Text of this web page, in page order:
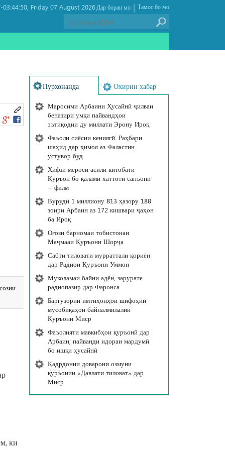
Friday 07 August 2026 ,
03:44:50 Тамос бо мо
|
Дар бораи мо
ки
Пурхонанда Охирин хабар
Маросими Арбаини Ҳусайнӣ ҷилваи
беназири умқи пайвандҳои
эътиқодии ду миллати Эрону Ироқ
Фаъоли сиёсии кениягӣ: Раҳбари
шаҳид дар ҳимоя аз Фаластин
устувор буд
Ҳифзи мероси асили китобати
Қуръон бо қалами хаттоти санъонӣ
+ филм
Вуруди 1 миллиону 813 ҳазору 188
зоири Арбаин аз 172 кишвари ҷаҳон
ба Ироқ
Оғози барномаи тобистонаи
Маҷмааи Қуръони Шорҷа
Сабти тиловати мурраттали қориён
дар Радиои Қуръони Уммон
Муколамаи байни адён; зарурате
раднопазир дар Фаронса
Баргузории имтиҳонҳои шифоҳии
мусобиқаҳои байналмилалии
Қуръони Миср
Фаъолияти мавкибҳои қуръонӣ дар
Арбаин; пайванди идораи мардумӣ
бо ишқи ҳусайнӣ
Қадрдонии доварони озмуни
қуръонии «Давлати тиловат» дар
Миср